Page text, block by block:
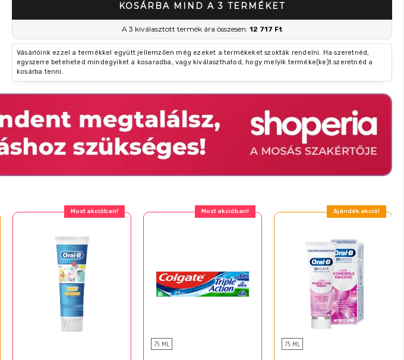
KOSÁRBA MIND A 3 TERMÉKET
A 3 kiválasztott termék ára összesen: 12 717 Ft
Vásárlóink ezzel a termékkel együtt jellemzően még ezeket a termékeket szokták rendelni. Ha szeretnéd,
egyszerre beteheted mindegyiket a kosaradba, vagy kiválaszthatod, hogy melyik terméke(ke)t szeretnéd a
kosárba tenni.
Ajándék akció! Ajándék akció!
75 ML
Ajándék akció!
75 ML